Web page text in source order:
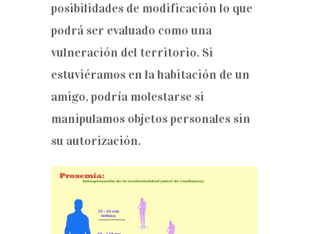
posibilidades de modificación lo que
podrá ser evaluado como una
vulneración del territorio. Si
estuviéramos en la habitación de un
amigo, podría molestarse si
manipulamos objetos personales sin
su autorización.